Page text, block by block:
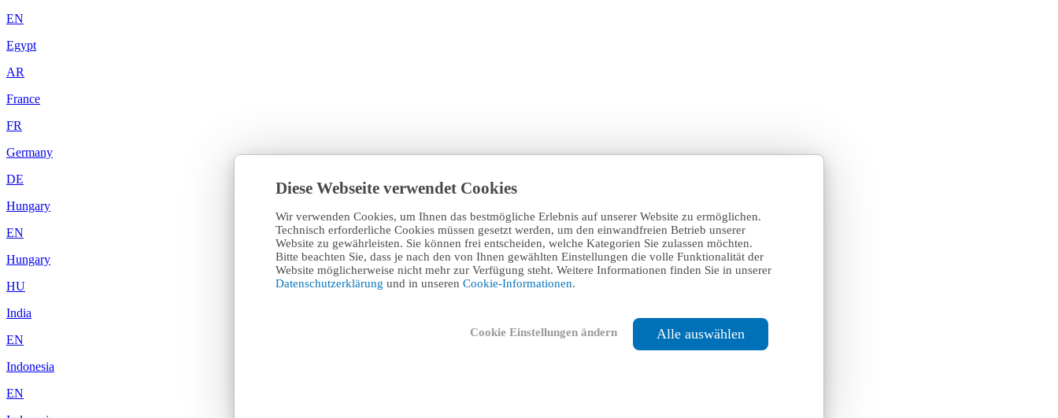
Diese Webseite verwendet Cookies
Wir verwenden Cookies, um Ihnen das bestmögliche Erlebnis auf unserer Website zu ermöglichen.
Technisch erforderliche Cookies müssen gesetzt werden, um den einwandfreien Betrieb unserer
Website zu gewährleisten. Sie können frei entscheiden, welche Kategorien Sie zulassen möchten.
Bitte beachten Sie, dass je nach den von Ihnen gewählten Einstellungen die volle Funktionalität der
Website möglicherweise nicht mehr zur Verfügung steht. Weitere Informationen finden Sie in unserer
Datenschutzerklärung und in unseren Cookie-Informationen.
Cookie Einstellungen ändern Alle auswählen
EN
Egypt
AR
France
FR
Germany
DE
Hungary
EN
Hungary
HU
India
EN
Indonesia
EN